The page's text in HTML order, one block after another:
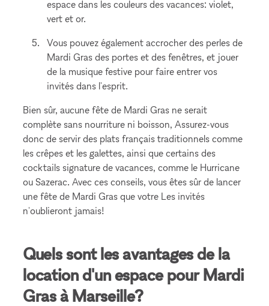
espace dans les couleurs des vacances: violet,
vert et or.
Vous pouvez également accrocher des perles de
Mardi Gras des portes et des fenêtres, et jouer
de la musique festive pour faire entrer vos
invités dans l'esprit.
Bien sûr, aucune fête de Mardi Gras ne serait
complète sans nourriture ni boisson, Assurez-vous
donc de servir des plats français traditionnels comme
les crêpes et les galettes, ainsi que certains des
cocktails signature de vacances, comme le Hurricane
ou Sazerac. Avec ces conseils, vous êtes sûr de lancer
une fête de Mardi Gras que votre Les invités
n'oublieront jamais!
Quels sont les avantages de la
location d'un espace pour Mardi
Gras à Marseille?